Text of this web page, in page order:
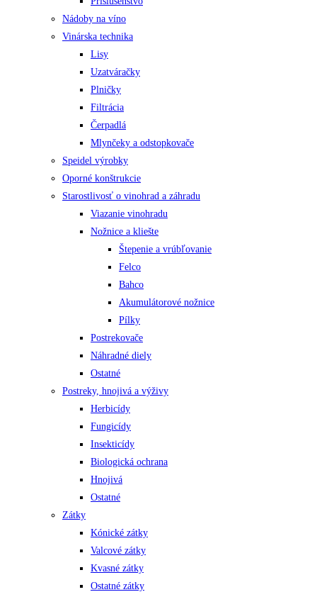
Nádoby na víno
Vinárska technika
Lisy
Uzatváračky
Plničky
Filtrácia
Čerpadlá
Mlynčeky a odstopkovače
Speidel výrobky
Oporné konštrukcie
Starostlivosť o vinohrad a záhradu
Viazanie vinohradu
Nožnice a kliešte
Štepenie a vrúbľovanie
Felco
Bahco
Akumulátorové nožnice
Pílky
Postrekovače
Náhradné diely
Ostatné
Postreky, hnojivá a výživy
Herbicídy
Fungicídy
Insekticídy
Biologická ochrana
Hnojivá
Ostatné
Zátky
Kónické zátky
Valcové zátky
Kvasné zátky
Ostatné zátky